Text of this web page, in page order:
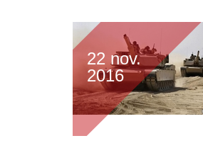
22 nov.
2016